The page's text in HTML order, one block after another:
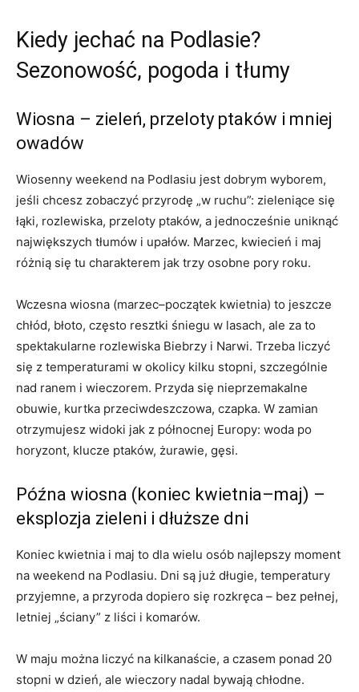
Kiedy jechać na Podlasie?
Sezonowość, pogoda i tłumy
Wiosna – zieleń, przeloty ptaków i mniej
owadów
Wiosenny weekend na Podlasiu jest dobrym wyborem,
jeśli chcesz zobaczyć przyrodę „w ruchu”: zieleniące się
łąki, rozlewiska, przeloty ptaków, a jednocześnie uniknąć
największych tłumów i upałów. Marzec, kwiecień i maj
różnią się tu charakterem jak trzy osobne pory roku.
Wczesna wiosna (marzec–początek kwietnia) to jeszcze
chłód, błoto, często resztki śniegu w lasach, ale za to
spektakularne rozlewiska Biebrzy i Narwi. Trzeba liczyć
się z temperaturami w okolicy kilku stopni, szczególnie
nad ranem i wieczorem. Przyda się nieprzemakalne
obuwie, kurtka przeciwdeszczowa, czapka. W zamian
otrzymujesz widoki jak z północnej Europy: woda po
horyzont, klucze ptaków, żurawie, gęsi.
Późna wiosna (koniec kwietnia–maj) –
eksplozja zieleni i dłuższe dni
Koniec kwietnia i maj to dla wielu osób najlepszy moment
na weekend na Podlasiu. Dni są już długie, temperatury
przyjemne, a przyroda dopiero się rozkręca – bez pełnej,
letniej „ściany” z liści i komarów.
W maju można liczyć na kilkanaście, a czasem ponad 20
stopni w dzień, ale wieczory nadal bywają chłodne.